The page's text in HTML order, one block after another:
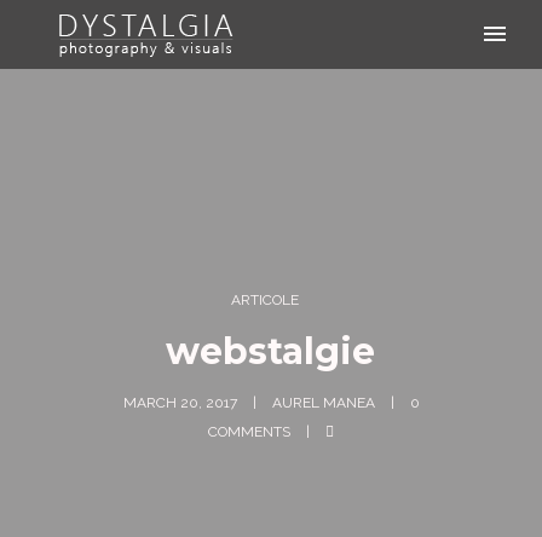
ARTICOLE
webstalgie
MARCH 20, 2017 AUREL MANEA
0
COMMENTS